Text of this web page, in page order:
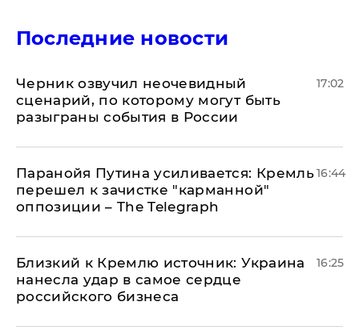
Последние новости
Черник озвучил неочевидный
сценарий, по которому могут быть
разыграны события в России
17:02
Паранойя Путина усиливается: Кремль
перешел к зачистке "карманной"
оппозиции – The Telegraph
16:44
Близкий к Кремлю источник: Украина
нанесла удар в самое сердце
российского бизнеса
16:25